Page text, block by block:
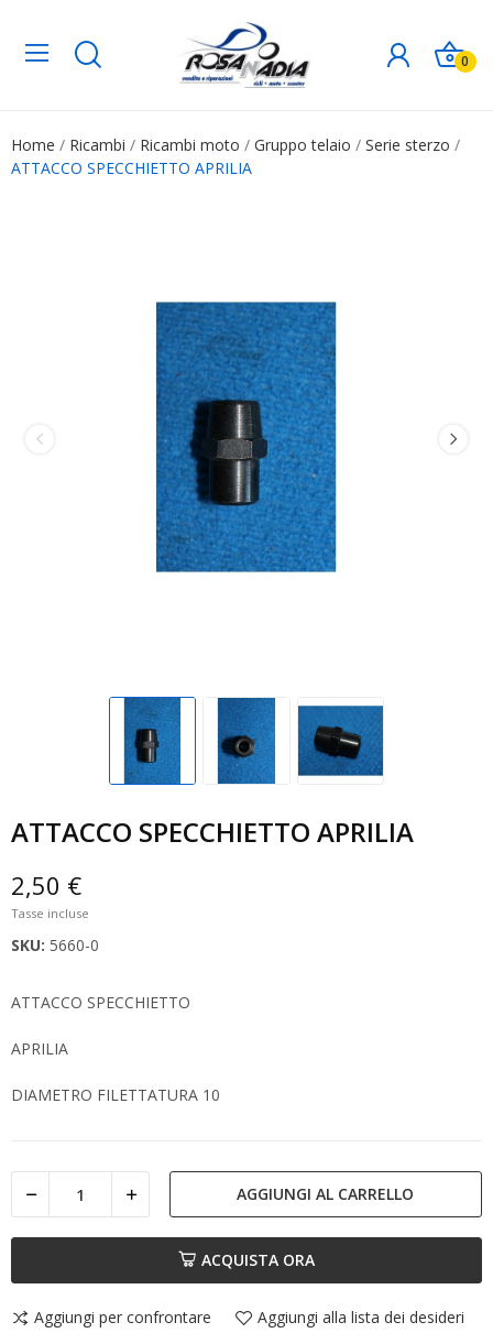
0
Home Ricambi Ricambi moto Gruppo telaio
Serie sterzo
ATTACCO SPECCHIETTO APRILIA
ATTACCO SPECCHIETTO APRILIA
2,50 €
Tasse incluse
SKU: 5660-0
ATTACCO SPECCHIETTO
APRILIA
DIAMETRO FILETTATURA 10
AGGIUNGI AL CARRELLO
ACQUISTA ORA
Aggiungi per confrontare Aggiungi alla lista dei desideri